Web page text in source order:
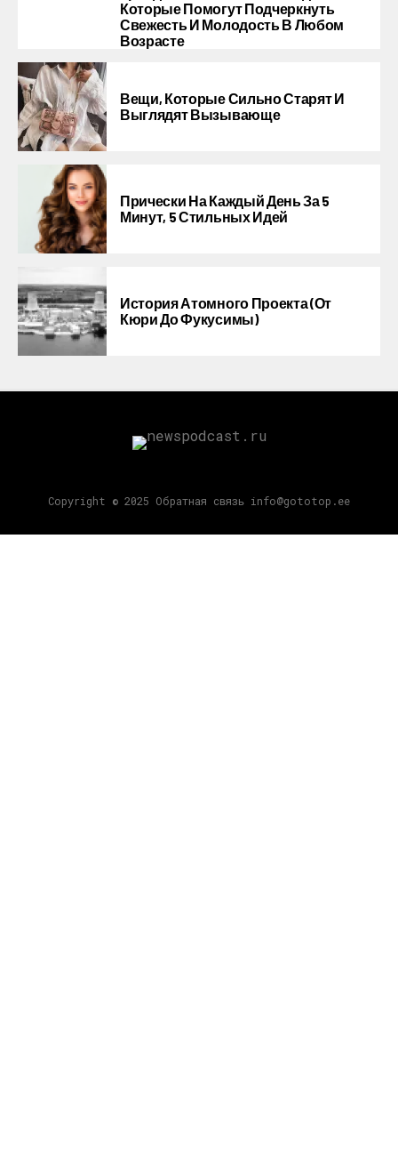
Которые Помогут Подчеркнуть
Свежесть И Молодость В Любом
Возрасте
Вещи, Которые Сильно Старят И
Выглядят Вызывающе
Прически На Каждый День За 5
Минут, 5 Стильных Идей
История Атомного Проекта (от
Кюри До Фукусимы)
Copyright © 2025 Обратная связь info@gototop.ee